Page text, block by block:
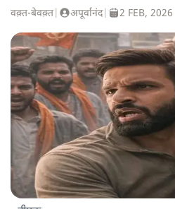
वक़्त-बेवक़्त अपूर्वानंद| 2 FEB, 2026